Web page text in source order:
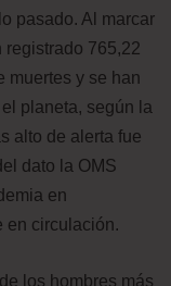
pasado. Al marcar
registrado 765,22
muertes y se han
planeta, según la
alto de alerta fue
dato la OMS
en
en circulación.
los hombres más